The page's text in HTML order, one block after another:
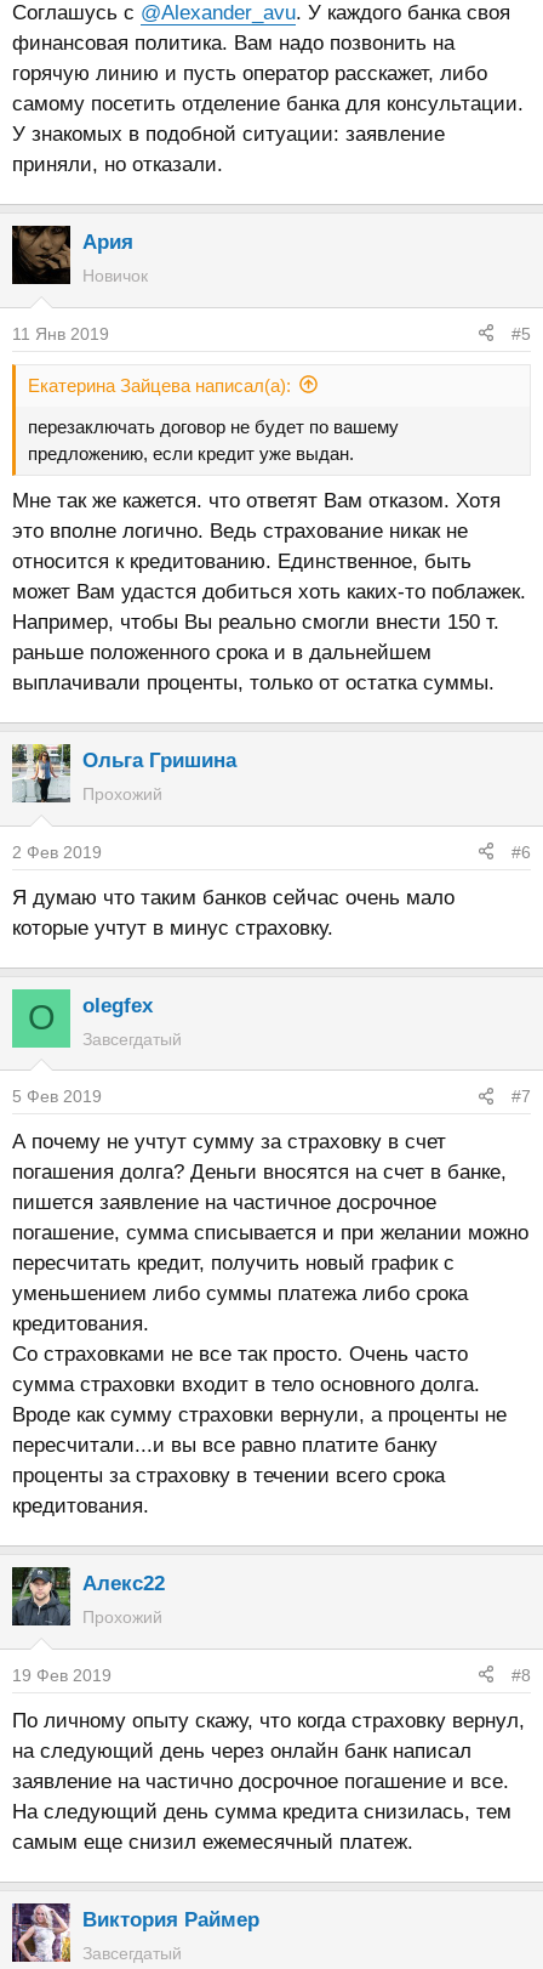
Соглашусь с @Alexander_avu. У каждого банка своя
финансовая политика. Вам надо позвонить на
горячую линию и пусть оператор расскажет, либо
самому посетить отделение банка для консультации.
У знакомых в подобной ситуации: заявление
приняли, но отказали.
Ария
Новичок
11 Янв 2019 #5
Екатерина Зайцева написал(а):
перезаключать договор не будет по вашему
предложению, если кредит уже выдан.
Мне так же кажется. что ответят Вам отказом. Хотя
это вполне логично. Ведь страхование никак не
относится к кредитованию. Единственное, быть
может Вам удастся добиться хоть каких-то поблажек.
Например, чтобы Вы реально смогли внести 150 т.
раньше положенного срока и в дальнейшем
выплачивали проценты, только от остатка суммы.
Ольга Гришина
Прохожий
2 Фев 2019 #6
Я думаю что таким банков сейчас очень мало
которые учтут в минус страховку.
O olegfex
Завсегдатый
5 Фев 2019 #7
А почему не учтут сумму за страховку в счет
погашения долга? Деньги вносятся на счет в банке,
пишется заявление на частичное досрочное
погашение, сумма списывается и при желании можно
пересчитать кредит, получить новый график с
уменьшением либо суммы платежа либо срока
кредитования.
Со страховками не все так просто. Очень часто
сумма страховки входит в тело основного долга.
Вроде как сумму страховки вернули, а проценты не
пересчитали...и вы все равно платите банку
проценты за страховку в течении всего срока
кредитования.
Алекс22
Прохожий
19 Фев 2019 #8
По личному опыту скажу, что когда страховку вернул,
на следующий день через онлайн банк написал
заявление на частично досрочное погашение и все.
На следующий день сумма кредита снизилась, тем
самым еще снизил ежемесячный платеж.
Виктория Раймер
Завсегдатый